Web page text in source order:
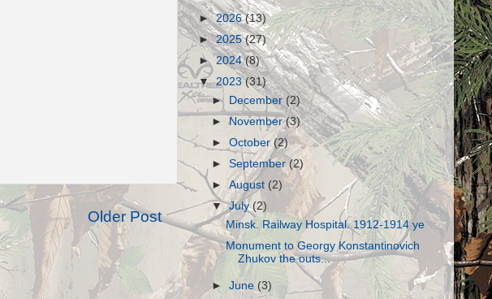
Older Post
►2026(13)
►2025(27)
►2024(8)
▼2023(31)
►
December(2)
►November(3)
►October(2)
►September(2)
►August (2)
▼July(2)
Minsk. Railway Hospital. 1912-1914 ye
Monument to Georgy Konstantinovich
Zhukov the outs...
►June (3)